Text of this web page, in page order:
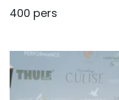
400 pers